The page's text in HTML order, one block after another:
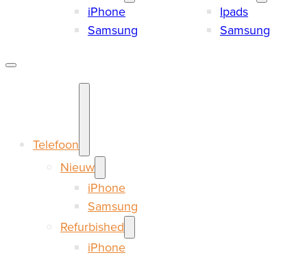
iPhone
Samsung
Ipads
Samsung
Telefoon
Nieuw
iPhone
Samsung
Refurbished
iPhone